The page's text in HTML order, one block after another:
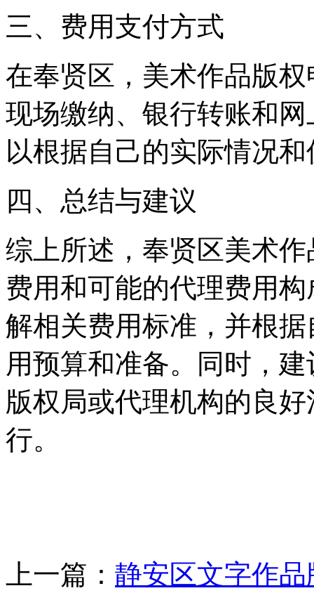
三、费用支付方式
在奉贤区，美术作品版
现场缴纳、银行转账和
以根据自己的实际情况
四、总结与建议
综上所述，奉贤区美术
费用和可能的代理费用
解相关费用标准，并根
用预算和准备。同时，
版权局或代理机构的良
行。
上一篇： 静安区文字作